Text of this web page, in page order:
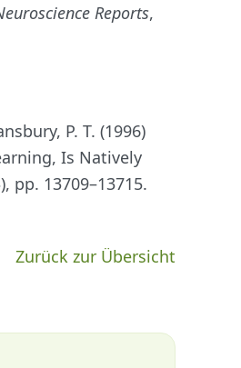
Reports,
P. T. (1996)
Is Natively
pp. 13709–13715.
Zurück zur Übersicht